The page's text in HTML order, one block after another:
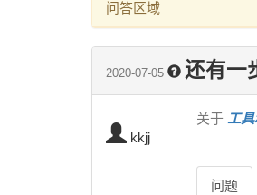
问答区域
2020-07-05 还有一
kkjj
关于 工
问题